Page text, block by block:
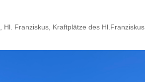
Hl. Franziskus Kraftplätze des Hl.Franziskus